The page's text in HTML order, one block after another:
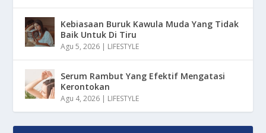
Kebiasaan Buruk Kawula Muda Yang Tidak
Baik Untuk Di Tiru
Agu 5, 2026 | LIFESTYLE
Serum Rambut Yang Efektif Mengatasi
Kerontokan
Agu 4, 2026 | LIFESTYLE